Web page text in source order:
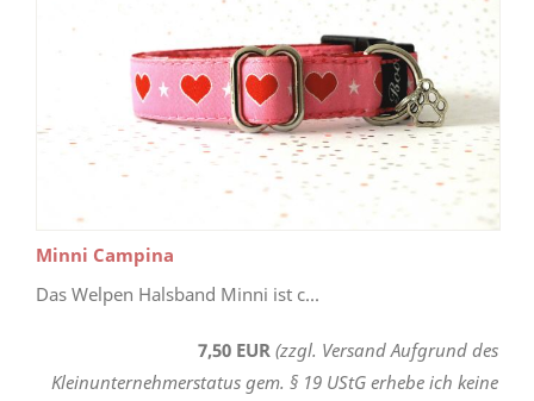
Minni Campina
Das Welpen Halsband Minni ist c...
7,50 EUR (zzgl. Versand Aufgrund des
Kleinunternehmerstatus gem. § 19 UStG erhebe ich keine